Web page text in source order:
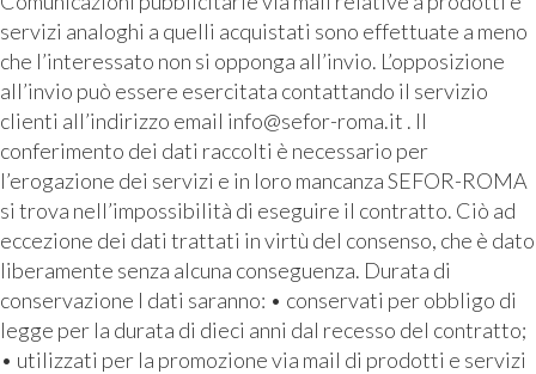
servizi analoghi a quelli acquistati sono effettuate a meno
che l’interessato non si opponga all’invio. L’opposizione
all’invio può essere esercitata contattando il servizio
clienti all’indirizzo email info@sefor-roma.it . Il
conferimento dei dati raccolti è necessario per
l’erogazione dei servizi e in loro mancanza SEFOR-ROMA
si trova nell’impossibilità di eseguire il contratto. Ciò ad
eccezione dei dati trattati in virtù del consenso, che è dato
liberamente senza alcuna conseguenza. Durata di
conservazione I dati saranno: • conservati per obbligo di
legge per la durata di dieci anni dal recesso del contratto;
• utilizzati per la promozione via mail di prodotti e servizi